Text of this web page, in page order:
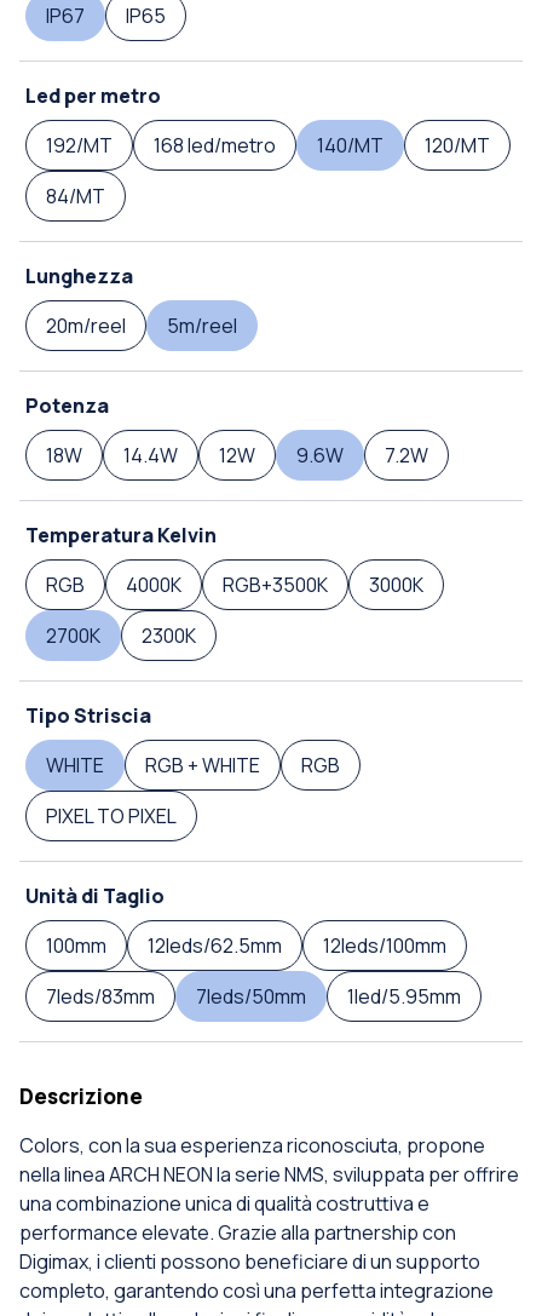
IP67
IP65
Led per metro
192/MT
168 led/metro 140/MT
120/MT
84/MT
Lunghezza
20m/reel
5m/reel
Potenza
18W
14.4W 12W 9.6W 7.2W
Temperatura Kelvin
RGB
4000K RGB+3500K
3000K
2700K
2300K
Tipo Striscia
WHITE
RGB + WHITE
RGB
PIXEL TO PIXEL
Unità di Taglio
100mm
12leds/62.5mm
12leds/100mm
7leds/83mm
7leds/50mm 1led/5.95mm
Descrizione
Colors, con la sua esperienza riconosciuta, propone
nella linea ARCH NEON la serie NMS, sviluppata per offrire
una combinazione unica di qualità costruttiva e
performance elevate. Grazie alla partnership con
Digimax, i clienti possono beneficiare di un supporto
completo, garantendo così una perfetta integrazione